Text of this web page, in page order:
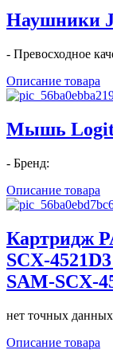
Наушники
- Превосходное
Описание товара
Мышь
- Бренд:
Описание товара
Картридж
SCX-
SAM-SCX-
нет точных
Описание товара